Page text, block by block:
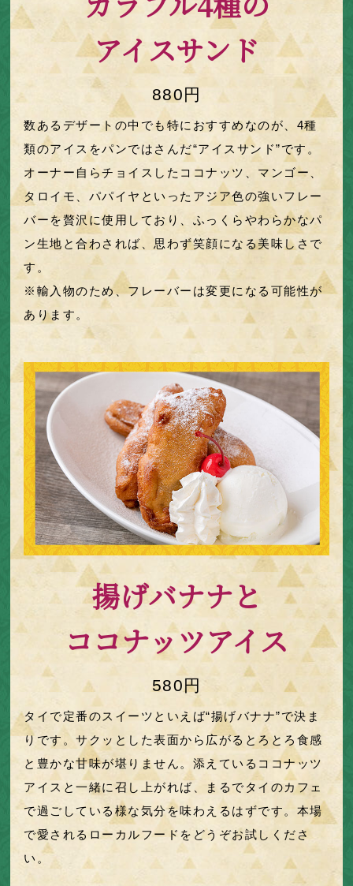
アイスサンド
880円
数あるデザートの中でも特におすすめなのが、4種
類のアイスをパンではさんだ“アイスサンド”です。
オーナー自らチョイスしたココナッツ、マンゴー、
タロイモ、パパイヤといったアジア色の強いフレー
バーを贅沢に使用しており、ふっくらやわらかなパ
ン生地と合わされば、思わず笑顔になる美味しさで
す。
※輸入物のため、フレーバーは変更になる可能性が
あります。
揚げバナナと
ココナッツアイス
580円
タイで定番のスイーツといえば“揚げバナナ”で決ま
りです。サクッとした表面から広がるとろとろ食感
と豊かな甘味が堪りません。添えているココナッツ
アイスと一緒に召し上がれば、まるでタイのカフェ
で過ごしている様な気分を味わえるはずです。本場
で愛されるローカルフードをどうぞお試しくださ
い。